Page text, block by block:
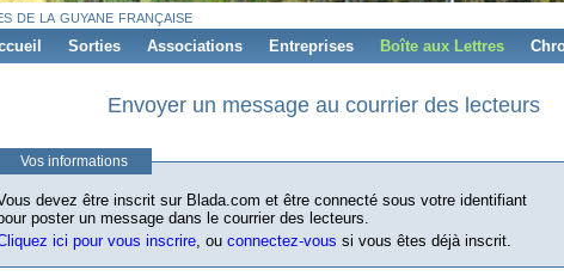
de la guyane française
Sorties Associations Entreprises Boîte aux Lettres
Envoyer un message au courrier des lecteurs
Vos informations
devez être inscrit sur Blada.com et être connecté sous votre identifiant
poster un message dans le courrier des lecteurs.
ici pour vous inscrire, ou connectez-vous si vous êtes déjà inscrit.